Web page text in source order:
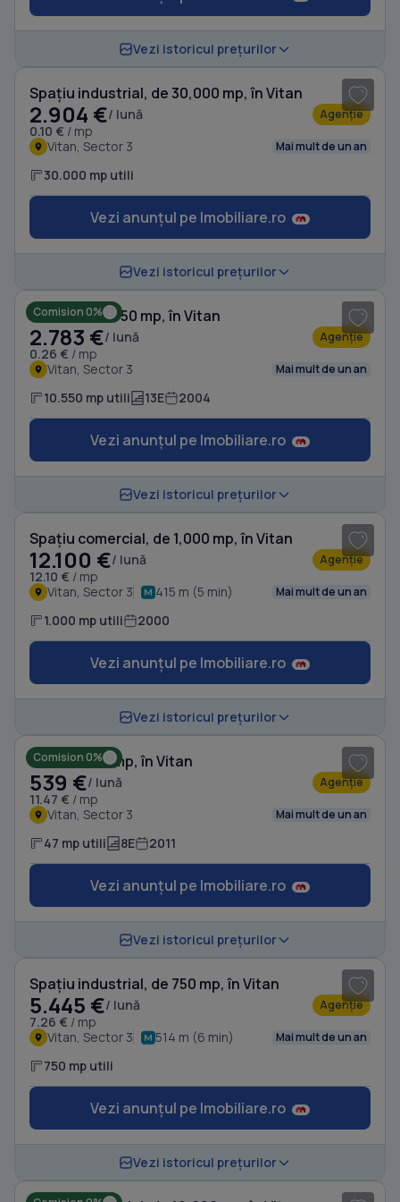
Vezi istoricul prețurilor
Spațiu industrial, de 30,000 mp, în Vitan
2.904 €/ lună
0.10 € / mp
Agenție
Vitan, Sector 3 Mai mult de un an
30.000 mp utili
Vezi anunțul pe Imobiliare.ro
Vezi istoricul prețurilor
Comision 0%
Birou, de 10,550 mp, în Vitan
2.783 €/ lună
0.26 € / mp
Agenție
Vitan, Sector 3 Mai mult de un an
10.550 mp utili 13E 2004
Vezi anunțul pe Imobiliare.ro
Vezi istoricul prețurilor
Spațiu comercial, de 1,000 mp, în Vitan
12.100 €/ lună
12.10 € / mp
Agenție
Vitan, Sector 3 415 m (5 min) Mai mult de un an
1.000 mp utili 2000
Vezi anunțul pe Imobiliare.ro
Vezi istoricul prețurilor
Comision 0%
Birou, de 47 mp, în Vitan
539 €/ lună
11.47 € / mp
Agenție
Vitan, Sector 3 Mai mult de un an
47 mp utili 8E 2011
Vezi anunțul pe Imobiliare.ro
Vezi istoricul prețurilor
Spațiu industrial, de 750 mp, în Vitan
5.445 €/ lună
7.26 € / mp
Agenție
Vitan, Sector 3 514 m (6 min) Mai mult de un an
750 mp utili
Vezi anunțul pe Imobiliare.ro
Vezi istoricul prețurilor